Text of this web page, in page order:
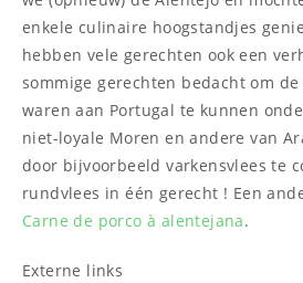
enkele culinaire hoogstandjes
hebben vele gerechten ook een
sommige gerechten bedacht om
waren aan Portugal te kunnen
niet-loyale Moren en andere van
door bijvoorbeeld varkensvlees te
rundvlees in één gerecht ! Een
Carne de porco à alentejana.
Externe links